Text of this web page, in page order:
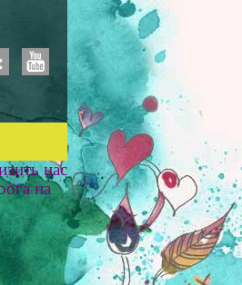
нас
на